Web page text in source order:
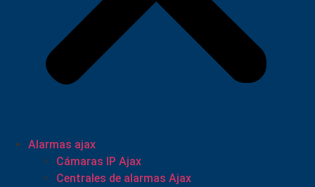
Alarmas ajax
Cámaras IP Ajax
Centrales de alarmas Ajax